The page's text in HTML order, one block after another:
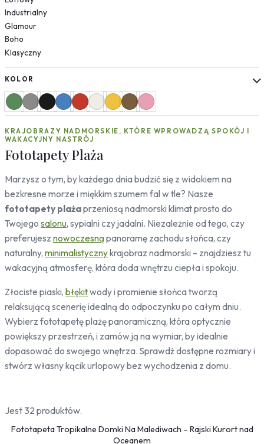
Lawenda
Magnolie
Maki
Storczyki
Piwonie
Słoneczniki
Mapy
Miasta
Londyn
Paryż
Warszawa
Gdańsk
Moskwa
Tokio
Berlin
Dubaj
Wrocław
Natura
Liście
Rośliny
Bambus
Drzewa
Jedzenie
Industrialny
Glamour
Boho
Klasyczny
KOLOR
KRAJOBRAZY NADMORSKIE, KTÓRE WPROWADZĄ SPOKÓJ I
WAKACYJNY NASTRÓJ
Fototapety Plaża
Marzysz o tym, by każdego dnia budzić się z widokiem na
bezkresne morze i miękkim szumem fal w tle? Nasze
fototapety plażaprzeniosą nadmorski klimat prosto do
Twojego salonu, sypialni czy jadalni. Niezależnie od tego, czy
preferujesz nowoczesną panoramę zachodu słońca, czy
naturalny, minimalistyczny krajobraz nadmorski – znajdziesz tu
wakacyjną atmosferę, która doda wnętrzu ciepła i spokoju.
Złociste piaski, błękitwody i promienie słońca tworzą
relaksującą scenerię idealną do odpoczynku po całym dniu.
Wybierz fototapetę plażę panoramiczną, która optycznie
powiększy przestrzeń, i zamów ją na wymiar, by idealnie
dopasować do swojego wnętrza. Sprawdź dostępne rozmiary i
stwórz własny kącik urlopowy bez wychodzenia z domu.
Jest 32 produktów.
Fototapeta Tropikalne Domki Na Malediwach – Rajski Kurort nad
Oceanem